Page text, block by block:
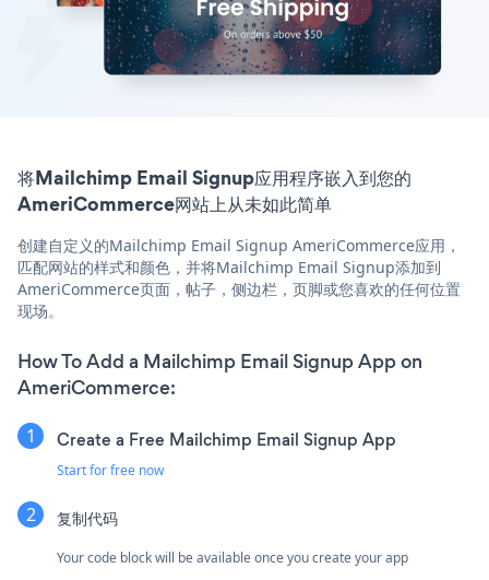
将Mailchimp Email Signup应用程序嵌入到您的
AmeriCommerce网站上从未如此简单
创建自定义的Mailchimp Email Signup AmeriCommerce应用，
匹配网站的样式和颜色，并将Mailchimp Email Signup添加到
AmeriCommerce页面，帖子，侧边栏，页脚或您喜欢的任何位置
现场。
How To Add a Mailchimp Email Signup App on
AmeriCommerce:
Create a Free Mailchimp Email Signup App
Start for free now
复制代码
Your code block will be available once you create your app